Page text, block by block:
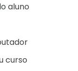
aluno
curso